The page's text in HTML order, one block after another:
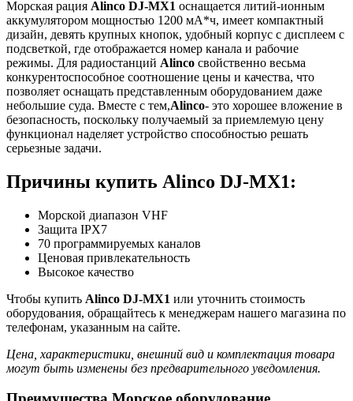
Морская рация Alinco DJ-MX1 оснащается литий-ионным
аккумулятором мощностью 1200 мА*ч, имеет компактный
дизайн, девять крупных кнопок, удобный корпус с дисплеем с
подсветкой, где отображается номер канала и рабочие
режимы. Для радиостанций Alinco свойственно весьма
конкурентоспособное соотношение цены и качества, что
позволяет оснащать представленным оборудованием даже
небольшие суда. Вместе с тем,Alinco- это хорошее вложение в
безопасность, поскольку получаемый за приемлемую цену
функционал наделяет устройство способностью решать
серьезные задачи.
Причины купить Alinco DJ-MX1:
Морской диапазон VHF
Защита IPX7
70 программируемых каналов
Ценовая привлекательность
Высокое качество
Чтобы купить Alinco DJ-MX1 или уточнить стоимость
оборудования, обращайтесь к менеджерам нашего магазина по
телефонам, указанным на сайте.
Цена, характеристики, внешний вид и комплектация товара
могут быть изменены без предварительного уведомления.